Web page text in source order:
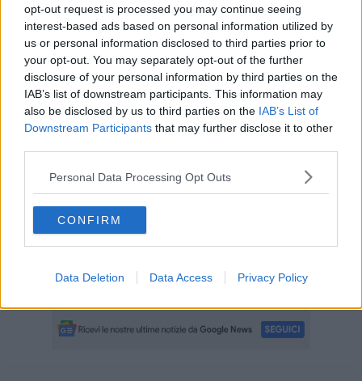
opt-out request is processed you may continue seeing
interest-based ads based on personal information utilized by
us or personal information disclosed to third parties prior to
your opt-out. You may separately opt-out of the further
disclosure of your personal information by third parties on the
IAB’s list of downstream participants. This information may
also be disclosed by us to third parties on the IAB’s List of
Downstream Participants that may further disclose it to other
Personal Data Processing Opt Outs
CONFIRM
Data Deletion Data Access Privacy Policy
Ecco perché, la speranza di una nuova ripresa dal basso, unitaria e
costituente è indispensabile per risollevare le sorti della sinistra
italiana. Ce n’è bisogno e io ci sarò, per quello che posso ancora
dare. Sono al limite estremo della maturità prima di sprofondare
nella senilità. Anche se non so bene cosa sia la senilità: ed è
meglio così.
Ecco, queste parole, di un grande filosofo della politica sono il dono
nella ininterrotta serie dei tuoi atti di vita, concatenati gli uni con gli
altri, ti giudichi, ti assolvi, ti condanni, puoi anche tentare, quando il
corso della vita sta per essere consumato, di fare il bilancio finale.
Non arrestarti. Non tralasciare di continuare a scavare. Ogni volto,
ogni gesto, ogni parola, ogni più lontano canto, ritrovati, che
Tito Barbini